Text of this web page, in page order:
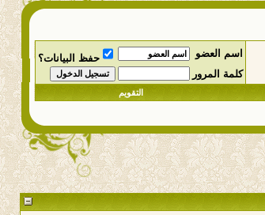
اسم العضو
حفظ البيانات؟
كلمة المرور
التقويم